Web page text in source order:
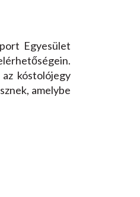
Egyesület
kóstolójegy
amelybe